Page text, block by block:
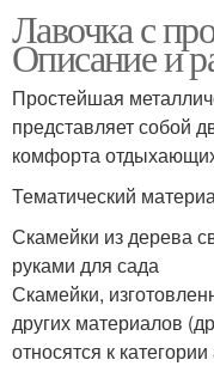
Лавочка с
Описание и
Простейшая
представляет собой
комфорта
Тематический
Скамейки из дерева
руками для сада
Скамейки,
других материалов
относятся к